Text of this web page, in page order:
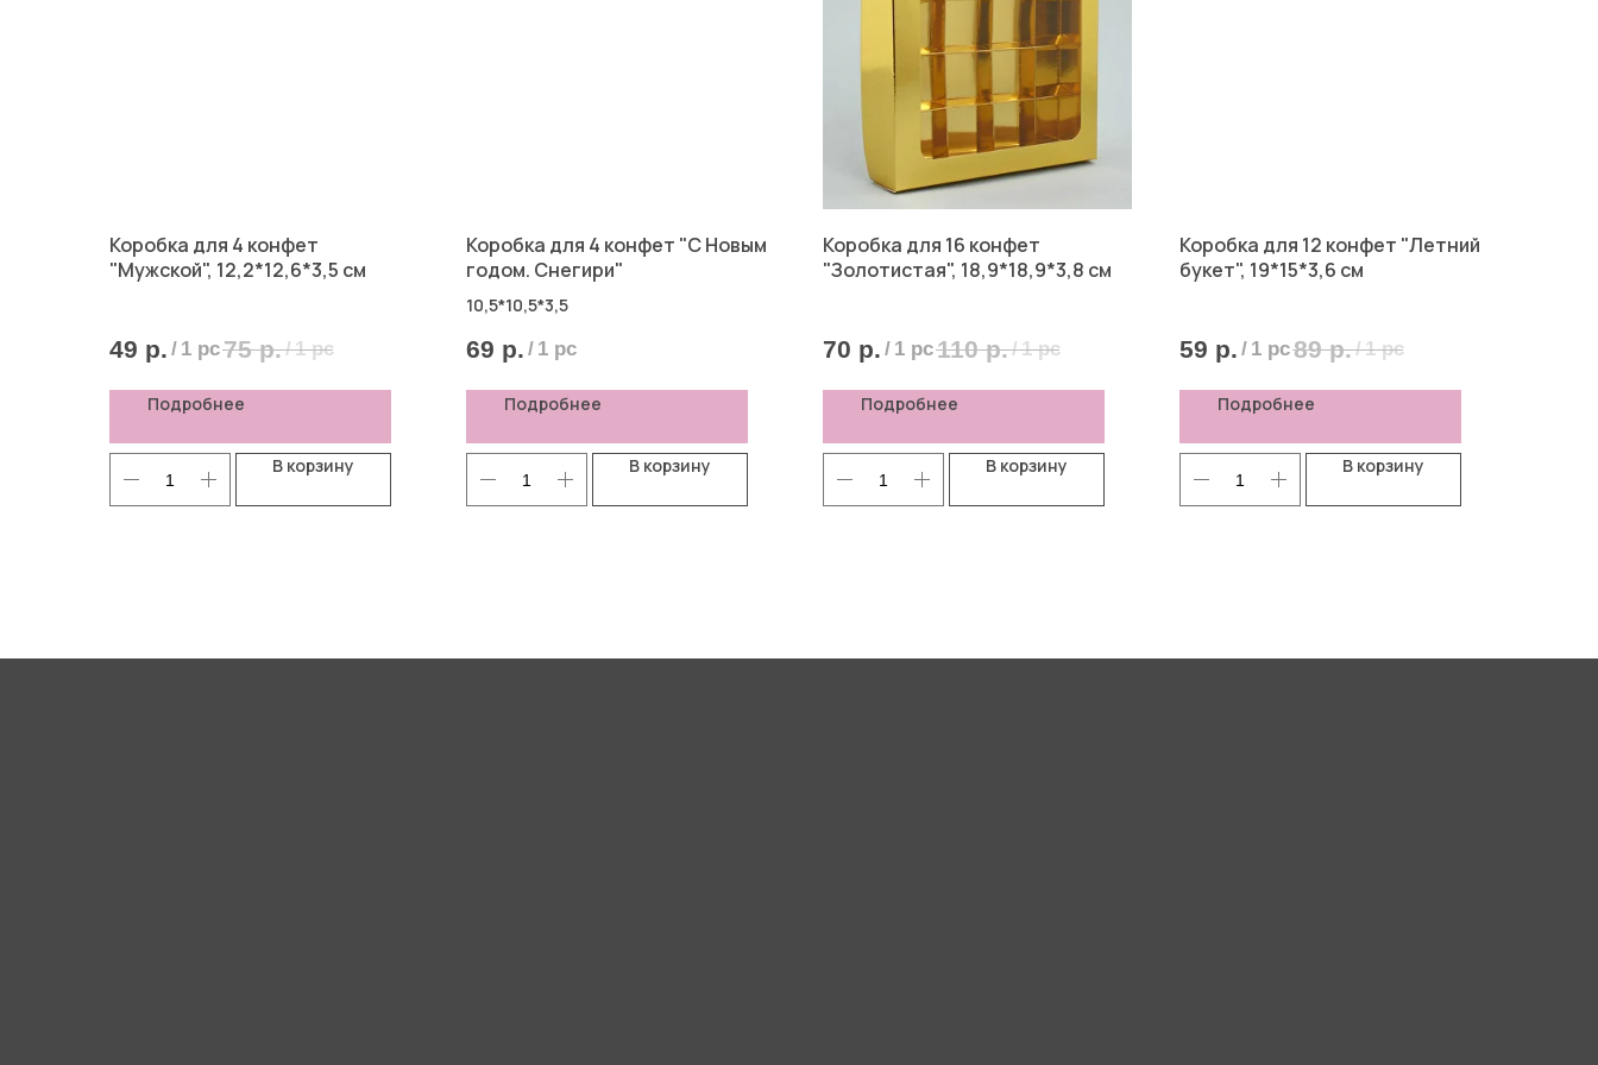
Коробка для 4 конфет
"Мужской", 12,2*12,6*3,5 см
49 р. / 1 pc75 р./1 pc
Подробнее
В корзину
Коробка для 4 конфет "С Новым
годом. Снегири"
10,5*10,5*3,5
69 р. / 1 pc
Подробнее
В корзину
Коробка для 16 конфет
"Золотистая", 18,9*18,9*3,8 см
70 р. / 1 pc110 р./1 pc
Подробнее
В корзину
Коробка для 12 конфет "Летний
букет", 19*15*3,6 см
59 р. / 1 pc89 р./1 pc
Подробнее
В корзину